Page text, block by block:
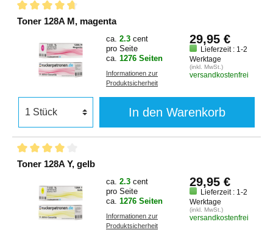
Toner 128A M, magenta
ca. 2.3 cent
pro Seite
ca. 1276 Seiten
Informationen zur
Produktsicherheit
29,95 €
Lieferzeit : 1-2
Werktage
(inkl. MwSt.)
versandkostenfrei
In den Warenkorb
Toner 128A Y, gelb
ca. 2.3 cent
pro Seite
ca. 1276 Seiten
Informationen zur
Produktsicherheit
29,95 €
Lieferzeit : 1-2
Werktage
(inkl. MwSt.)
versandkostenfrei